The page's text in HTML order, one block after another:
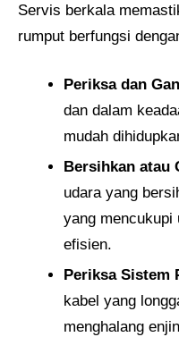
Servis berkala
rumput berfungsi
Periksa dan
dan dalam
mudah
Bersihkan atau
udara yang
yang mencukupi
efisien.
Periksa Sistem
kabel yang
menghalang